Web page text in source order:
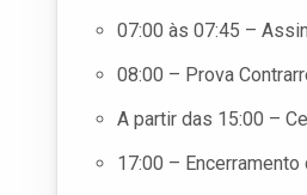
07:00 às 07:45 –
08:00 – Prova
A partir das 15:00 –
17:00 – Encerramento